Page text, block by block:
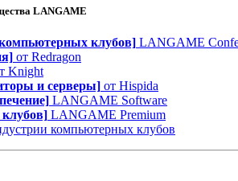
LANGAME
клубов] LANGAME
от Redragon
Knight
и серверы] от Hispida
LANGAME Software
LANGAME Premium
компьютерных клубов